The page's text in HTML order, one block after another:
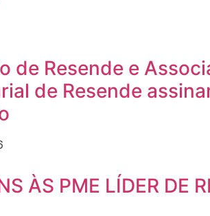
de Resende e
de Resende
ÀS PME LÍDER DE